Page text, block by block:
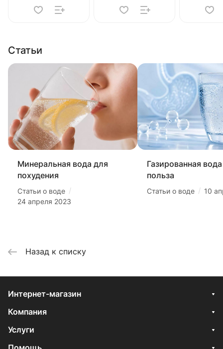
Статьи
Минеральная вода для
похудения
Статьи о воде /
24 апреля 2023
Газированная
польза
Статьи о воде / 10
Назад к списку
Интернет-магазин
Компания
Услуги